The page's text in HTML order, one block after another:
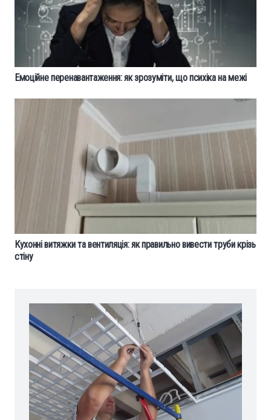
Емоційне перенавантаження: як зрозуміти, що психіка на межі
Кухонні витяжки та вентиляція: як правильно вивести труби крізь
стіну